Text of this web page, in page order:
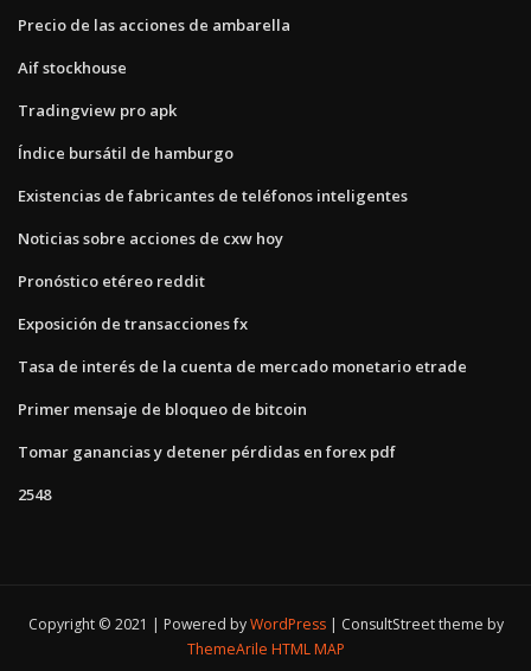
Precio de las acciones de ambarella
Aif stockhouse
Tradingview pro apk
Índice bursátil de hamburgo
Existencias de fabricantes de teléfonos inteligentes
Noticias sobre acciones de cxw hoy
Pronóstico etéreo reddit
Exposición de transacciones fx
Tasa de interés de la cuenta de mercado monetario etrade
Primer mensaje de bloqueo de bitcoin
Tomar ganancias y detener pérdidas en forex pdf
2548
Copyright © 2021 | Powered byWordPress
ConsultStreet theme by
ThemeArile HTML MAP